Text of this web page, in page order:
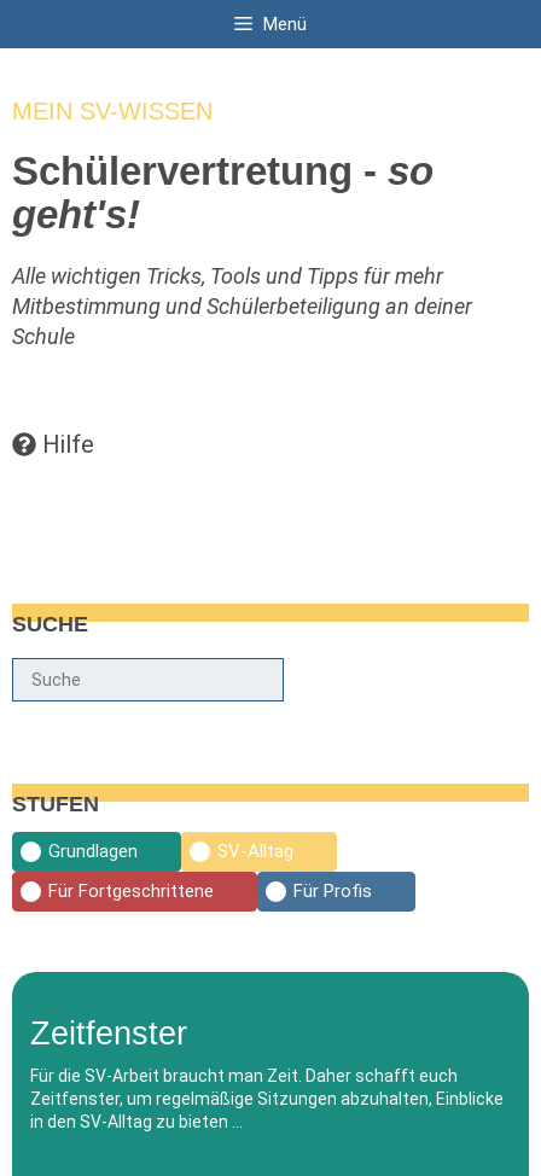
Inhalt
Menü
MEIN SV-WISSEN
Schülervertretung - so
geht's!
Alle wichtigen Tricks, Tools und Tipps für mehr
Mitbestimmung und Schülerbeteiligung an deiner
Schule
Hilfe
Zeitfenster
Für die SV-Arbeit braucht man Zeit. Daher schafft euch
Zeitfenster, um regelmäßige Sitzungen abzuhalten, Einblicke
in den SV-Alltag zu bieten …
SUCHE
Suche
STUFEN
Grundlagen
SV-Alltag
Für Fortgeschrittene
Für Profis